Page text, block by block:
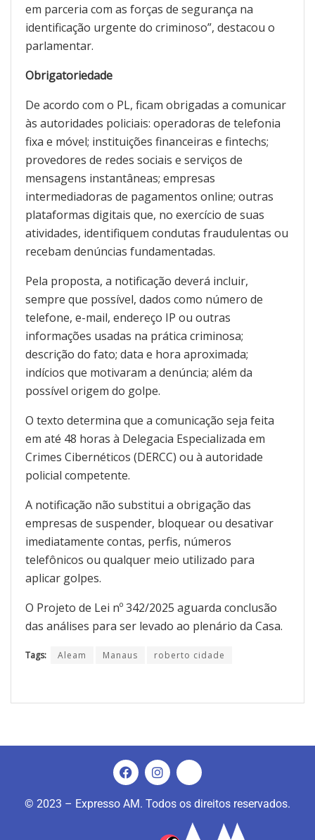
em parceria com as forças de segurança na
identificação urgente do criminoso”, destacou o
parlamentar.
Obrigatoriedade
De acordo com o PL, ficam obrigadas a comunicar
às autoridades policiais: operadoras de telefonia
fixa e móvel; instituições financeiras e fintechs;
provedores de redes sociais e serviços de
mensagens instantâneas; empresas
intermediadoras de pagamentos online; outras
plataformas digitais que, no exercício de suas
atividades, identifiquem condutas fraudulentas ou
recebam denúncias fundamentadas.
Pela proposta, a notificação deverá incluir,
sempre que possível, dados como número de
telefone, e-mail, endereço IP ou outras
informações usadas na prática criminosa;
descrição do fato; data e hora aproximada;
indícios que motivaram a denúncia; além da
possível origem do golpe.
O texto determina que a comunicação seja feita
em até 48 horas à Delegacia Especializada em
Crimes Cibernéticos (DERCC) ou à autoridade
policial competente.
A notificação não substitui a obrigação das
empresas de suspender, bloquear ou desativar
imediatamente contas, perfis, números
telefônicos ou qualquer meio utilizado para
aplicar golpes.
O Projeto de Lei nº 342/2025 aguarda conclusão
das análises para ser levado ao plenário da Casa.
Tags: Aleam Manaus roberto cidade
© 2023 – Expresso AM. Todos os direitos reservados.